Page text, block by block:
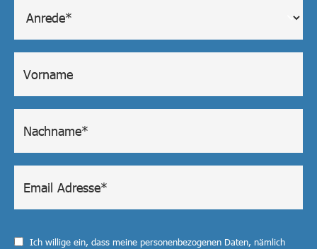
Ich willige ein, dass meine personenbezogenen Daten, nämlich